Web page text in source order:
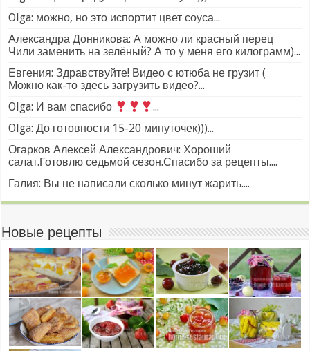
Olga: можно, но это испортит цвет соуса...
Александра Донникова: А можно ли красный перец
Чили заменить на зелёный? А то у меня его килограмм)...
Евгения: Здравствуйте! Видео с ютюба не грузит (
Можно как-то здесь загрузить видео?...
Olga: И вам спасибо
...
Olga: До готовности 15-20 минуточек)))...
Огарков Алексей Александрович: Хороший
салат.Готовлю седьмой сезон.Спасибо за рецепты....
Галия: Вы не написали сколько минут жарить....
Новые рецепты